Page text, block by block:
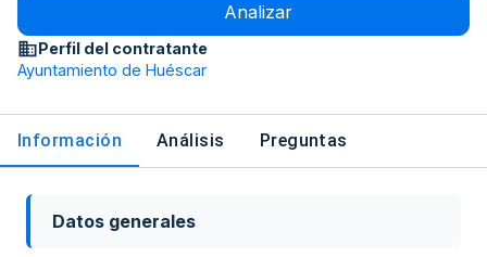
Analizar
Perfil del contratante
Ayuntamiento de Huéscar
Información Análisis Preguntas
Datos generales